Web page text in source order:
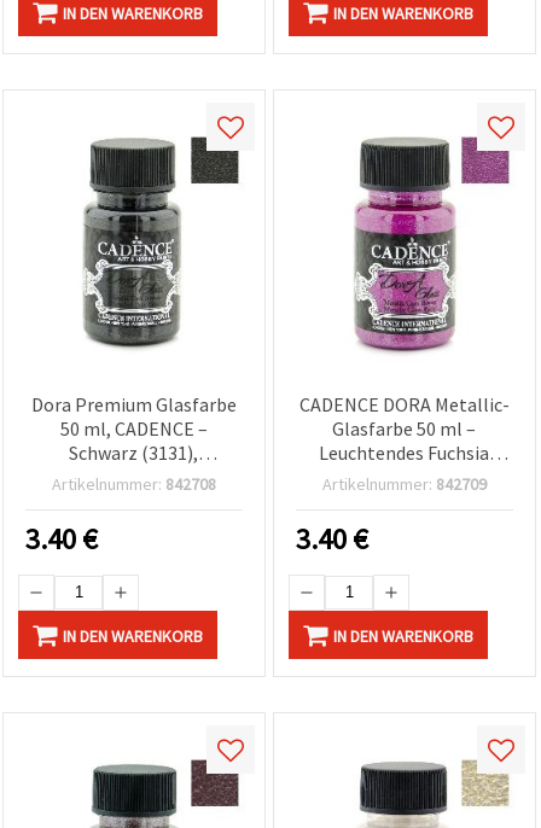
IN DEN WARENKORB IN DEN WARENKORB
Dora Premium Glasfarbe
50 ml, CADENCE –
Schwarz (3131),
Hochglanz,
künstlerische &
dekorative Glasmalerei
Artikelnummer: 842708
3.40€
IN DEN WARENKORB
CADENCE DORA Metallic-
Glasfarbe 50 ml –
Leuchtendes Fuchsia
(3155) | Schimmerndes,
Glasdekoration & DIY-
Bastelprojekte
Artikelnummer: 842709
3.40€
IN DEN WARENKORB